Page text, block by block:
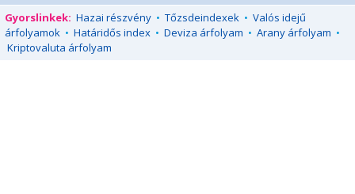
Gyorslinkek: Hazai részvény • Tőzsdeindexek • Valós idejű
árfolyamok • Határidős index • Deviza árfolyam • Arany árfolyam •
Kriptovaluta árfolyam